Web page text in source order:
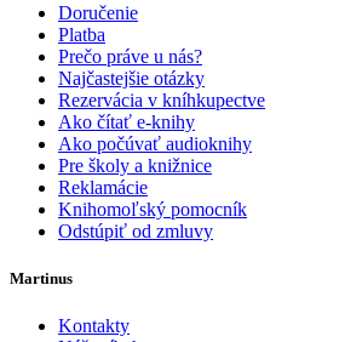
Doručenie
Platba
Prečo práve u nás?
Najčastejšie otázky
Rezervácia v kníhkupectve
Ako čítať e-knihy
Ako počúvať audioknihy
Pre školy a knižnice
Reklamácie
Knihomoľský pomocník
Odstúpiť od zmluvy
Martinus
Kontakty